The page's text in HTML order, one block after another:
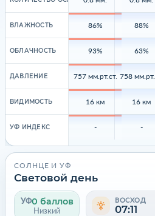
ВЛАЖНОСТЬ
ОБЛАЧНОСТЬ
ДАВЛЕНИЕ
ВИДИМОСТЬ
УФ ИНДЕКС
86%
93%
757 мм.рт.ст.
16 км
-
88%
63%
758
16 км
-
СОЛНЦЕ И УФ
Световой день
УФ0 баллов
Низкий
ВОСХОД
07:11